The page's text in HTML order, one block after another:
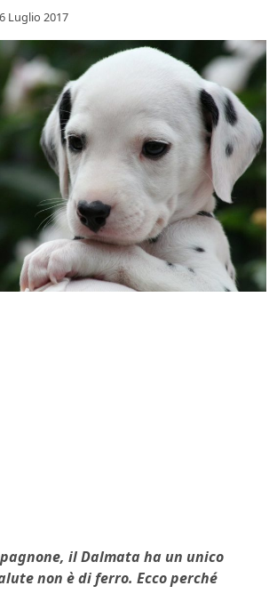
6 Luglio 2017
il Dalmata ha un unico
non è di ferro. Ecco perché